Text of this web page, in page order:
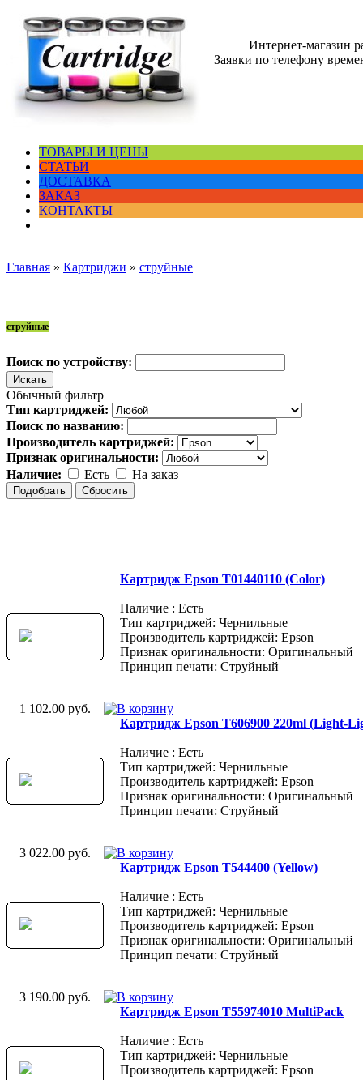
Интернет-магазин
Заявки по телефону
ТОВАРЫ И ЦЕНЫ
СТАТЬИ
ДОСТАВКА
ЗАКАЗ
КОНТАКТЫ
Главная » Картриджи » струйные
струйные
Поиск по устройству:
Обычный фильтр
Тип картриджей:
Поиск по названию:
Производитель картриджей:
Признак оригинальности:
Наличие:
Есть На заказ
Картридж Epson T01440110 (Color)
Наличие : Есть
Тип картриджей: Чернильные
Производитель картриджей: Epson
Признак оригинальности: Оригинальный
Принцип печати: Струйный
1 102.00 руб.
Картридж Epson T606900 220ml (Light-
Наличие : Есть
Тип картриджей: Чернильные
Производитель картриджей: Epson
Признак оригинальности: Оригинальный
Принцип печати: Струйный
3 022.00 руб.
Картридж Epson T544400 (Yellow)
Наличие : Есть
Тип картриджей: Чернильные
Производитель картриджей: Epson
Признак оригинальности: Оригинальный
Принцип печати: Струйный
3 190.00 руб.
Картридж Epson T55974010 MultiPack
Наличие : Есть
Тип картриджей: Чернильные
Производитель картриджей: Epson